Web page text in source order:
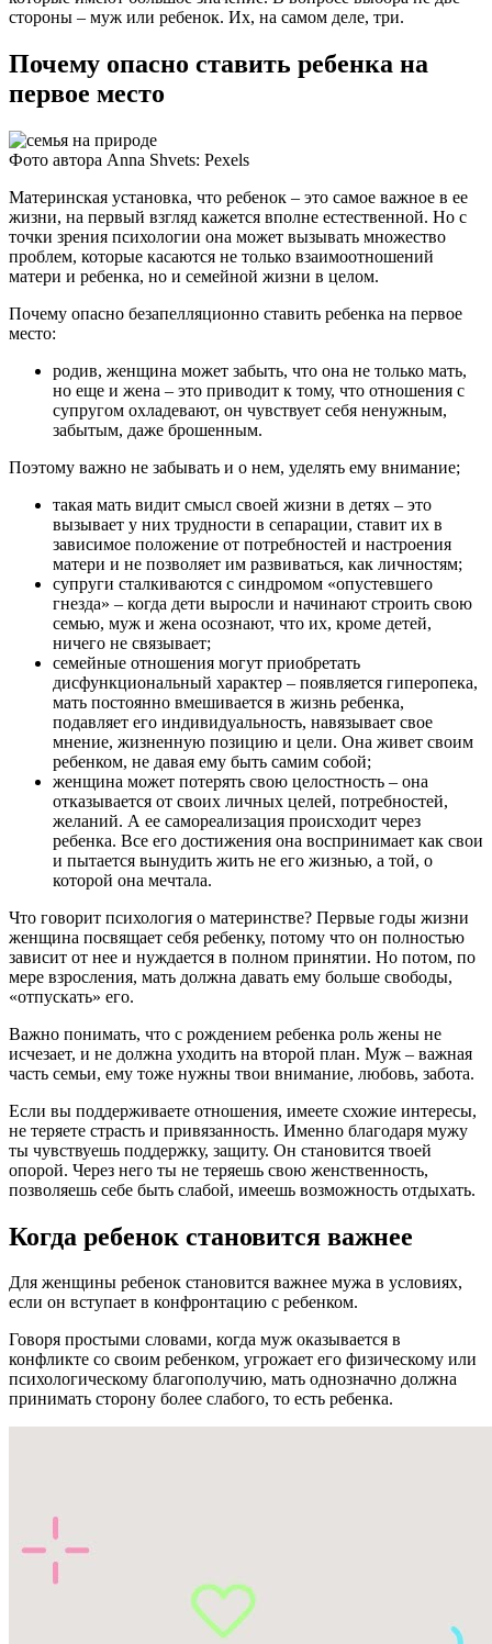
стороны – муж или ребенок. Их, на самом деле, три.
Почему опасно ставить ребенка на
первое место
Фото автора Anna Shvets: Pexels
Материнская установка, что ребенок – это самое важное в ее
жизни, на первый взгляд кажется вполне естественной. Но с
точки зрения психологии она может вызывать множество
проблем, которые касаются не только взаимоотношений
матери и ребенка, но и семейной жизни в целом.
Почему опасно безапелляционно ставить ребенка на первое
место:
родив, женщина может забыть, что она не только мать,
но еще и жена – это приводит к тому, что отношения с
супругом охладевают, он чувствует себя ненужным,
забытым, даже брошенным.
Поэтому важно не забывать и о нем, уделять ему внимание;
такая мать видит смысл своей жизни в детях – это
вызывает у них трудности в сепарации, ставит их в
зависимое положение от потребностей и настроения
матери и не позволяет им развиваться, как личностям;
супруги сталкиваются с синдромом «опустевшего
гнезда» – когда дети выросли и начинают строить свою
семью, муж и жена осознают, что их, кроме детей,
ничего не связывает;
семейные отношения могут приобретать
дисфункциональный характер – появляется гиперопека,
мать постоянно вмешивается в жизнь ребенка,
подавляет его индивидуальность, навязывает свое
мнение, жизненную позицию и цели. Она живет своим
ребенком, не давая ему быть самим собой;
женщина может потерять свою целостность – она
отказывается от своих личных целей, потребностей,
желаний. А ее самореализация происходит через
ребенка. Все его достижения она воспринимает как свои
и пытается вынудить жить не его жизнью, а той, о
которой она мечтала.
Что говорит психология о материнстве? Первые годы жизни
женщина посвящает себя ребенку, потому что он полностью
зависит от нее и нуждается в полном принятии. Но потом, по
мере взросления, мать должна давать ему больше свободы,
«отпускать» его.
Важно понимать, что с рождением ребенка роль жены не
исчезает, и не должна уходить на второй план. Муж – важная
часть семьи, ему тоже нужны твои внимание, любовь, забота.
Если вы поддерживаете отношения, имеете схожие интересы,
не теряете страсть и привязанность. Именно благодаря мужу
ты чувствуешь поддержку, защиту. Он становится твоей
опорой. Через него ты не теряешь свою женственность,
позволяешь себе быть слабой, имеешь возможность отдыхать.
Когда ребенок становится важнее
Для женщины ребенок становится важнее мужа в условиях,
если он вступает в конфронтацию с ребенком.
Говоря простыми словами, когда муж оказывается в
конфликте со своим ребенком, угрожает его физическому или
психологическому благополучию, мать однозначно должна
принимать сторону более слабого, то есть ребенка.